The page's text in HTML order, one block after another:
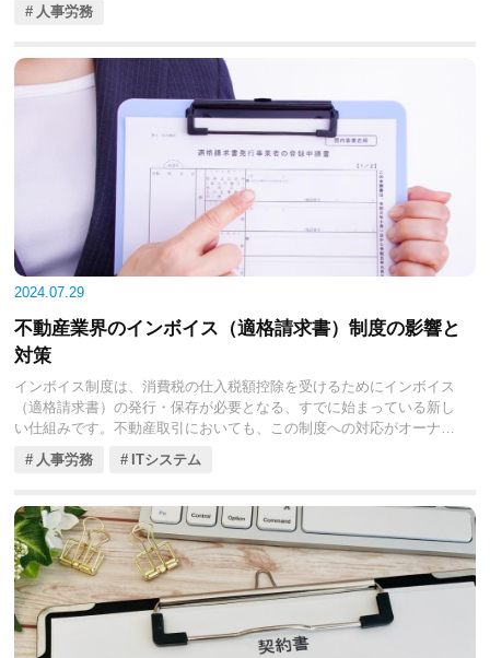
験を持つ人材の迅速な確保が求められます。しかし、かぎられたリソ
説します。
効果的な採用戦略の設計から、新卒・中途採用のプロセス、さらには
オンライン採用の活用まで、具体的な方法を見ていきましょう。ま
た、ダイバーシティやインクルージョンなど、現代の採用市場のトレ
ンドや課題についても触れておきます。
人事労務
2024.07.29
不動産業界のインボイス（適格請求書）制度の影響と
対策
インボイス制度は、消費税の仕入税額控除を受けるためにインボイス
（適格請求書）の発行・保存が必要となる、すでに始まっている新し
い仕組みです。不動産取引においても、この制度への対応がオーナー
や管理会社、テナントにさまざまな影響を及ぼします。
今回の記事では、インボイス制度の概要や特例、不動産業界への影響
う。不動産業界のみなさんが適切に対応できるよう、具体的な対策や
注意点を解説します。
人事労務 ITシステム